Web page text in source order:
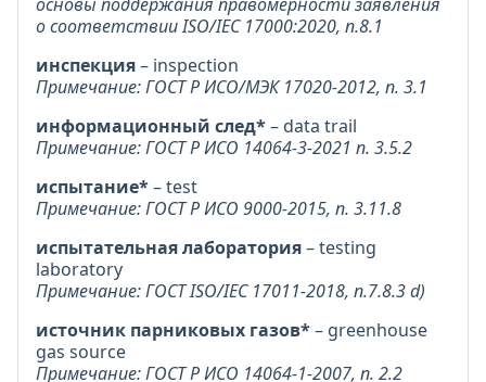
о соответствии ISO/IEC 17000:2020, п.8.1
инспекция– inspection
Примечание: ГОСТ Р ИСО/МЭК 17020-2012, п. 3.1
информационный след*– data trail
Примечание: ГОСТ Р ИСО 14064-3-2021 п. 3.5.2
испытание*– test
Примечание: ГОСТ Р ИСО 9000-2015, п. 3.11.8
испытательная лаборатория– testing
laboratory
Примечание: ГОСТ ISO/IEC 17011-2018, п.7.8.3 d)
источник парниковых газов*– greenhouse
gas source
Примечание: ГОСТ Р ИСО 14064-1-2007, п. 2.2